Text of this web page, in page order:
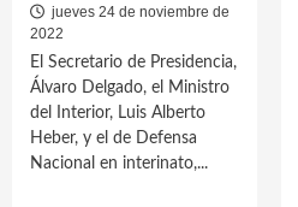
jueves 24 de noviembre de
2022
El Secretario de Presidencia,
Álvaro Delgado, el Ministro
del Interior, Luis Alberto
Heber, y el de Defensa
Nacional en interinato,...